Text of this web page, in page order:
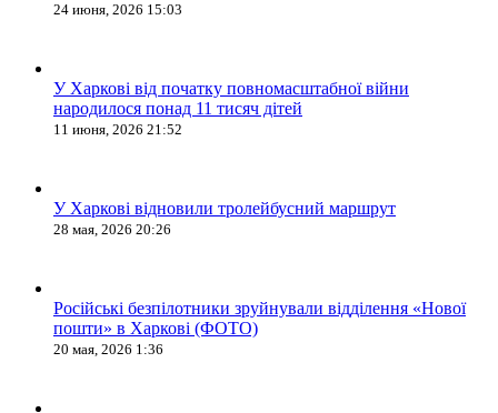
24 июня, 2026 15:03
У Харкові від початку повномасштабної війни
народилося понад 11 тисяч дітей
11 июня, 2026 21:52
У Харкові відновили тролейбусний маршрут
28 мая, 2026 20:26
Російські безпілотники зруйнували відділення «Нової
пошти» в Харкові (ФОТО)
20 мая, 2026 1:36